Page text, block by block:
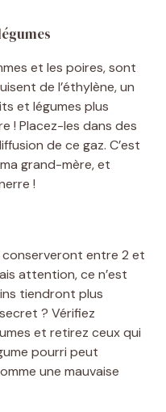
et les poires, sont
de l’éthylène, un
et légumes plus
! Placez-les dans des
de ce gaz. C’est
grand-mère, et
!
conserveront entre 2 et
attention, ce n’est
tiendront plus
? Vérifiez
et retirez ceux qui
pourri peut
une mauvaise